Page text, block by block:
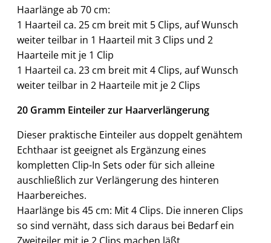
Haarlänge ab 70 cm:
1 Haarteil ca. 25 cm breit mit 5 Clips, auf Wunsch
weiter teilbar in 1 Haarteil mit 3 Clips und 2
Haarteile mit je 1 Clip
1 Haarteil ca. 23 cm breit mit 4 Clips, auf Wunsch
weiter teilbar in 2 Haarteile mit je 2 Clips
20 Gramm Einteiler zur Haarverlängerung
Dieser praktische Einteiler aus doppelt genähtem
Echthaar ist geeignet als Ergänzung eines
kompletten Clip-In Sets oder für sich alleine
auschließlich zur Verlängerung des hinteren
Haarbereiches.
Haarlänge bis 45 cm: Mit 4 Clips. Die inneren Clips
so sind vernäht, dass sich daraus bei Bedarf ein